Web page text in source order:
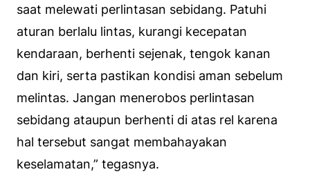
saat melewati perlintasan sebidang. Patuhi
aturan berlalu lintas, kurangi kecepatan
kendaraan, berhenti sejenak, tengok kanan
dan kiri, serta pastikan kondisi aman sebelum
melintas. Jangan menerobos perlintasan
sebidang ataupun berhenti di atas rel karena
hal tersebut sangat membahayakan
keselamatan,” tegasnya.